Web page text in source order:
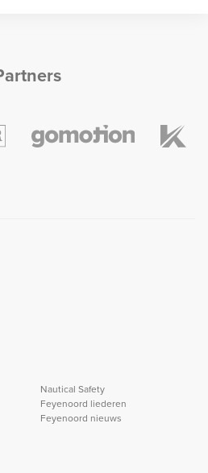
Nautical Safety
Feyenoord liederen
Feyenoord nieuws